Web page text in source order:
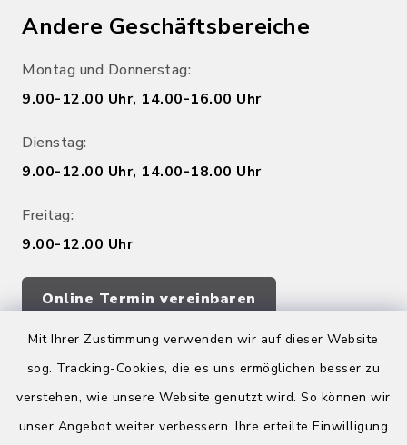
Mit Ihrer Zustimmung verwenden wir auf dieser Website
sog. Tracking-Cookies, die es uns ermöglichen besser zu
verstehen, wie unsere Website genutzt wird. So können wir
unser Angebot weiter verbessern. Ihre erteilte Einwilligung
Andere Geschäftsbereiche
Montag und Donnerstag:
9.00-12.00 Uhr, 14.00-16.00 Uhr
Dienstag:
9.00-12.00 Uhr, 14.00-18.00 Uhr
Freitag:
9.00-12.00 Uhr
Online Termin vereinbaren
Quicklinks
Kreis Bergstraße